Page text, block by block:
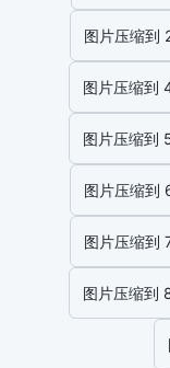
图片压缩到
图片压缩到
图片压缩到
图片压缩到
图片压缩到
图片压缩到